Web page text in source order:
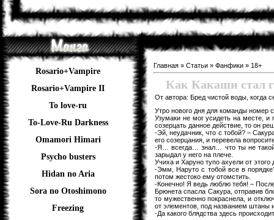
Rosario+Vampire
Rosario+Vampire II
To love-ru
To-Love-Ru Darkness
Omamori Himari
Psycho busters
Hidan no Aria
Sora no Otoshimono
Freezing
Главная » Статьи » Фанфики » 18+
Как Какаши стал
От автора: Бред чистой воды, когда
Утро нового дня для команды номер
Узумаки не мог усидеть на месте, и
созерцать данное действие, то он
-Эй, неудачник, что с тобой? –
его созерцания, и перевела
-Я… всегда… знал… что ты не
зарыдал у него на плече.
Учиха и Харуно тупо ахуели от этого
-Эмм, Наруто с тобой все в
потом жестоко ему отомстить.
-Конечно! Я ведь люблю тебя! –
Брюнета спасла Сакура, отправив
то мужественно покраснела, и
от элементов, под названием штаны
-Да какого блядства здесь